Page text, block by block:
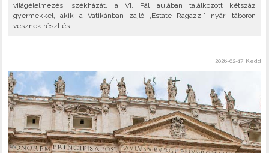
világélelmezési székházát, a VI. Pál aulában találkozott kétszáz
gyermekkel, akik a Vatikánban zajló „Estate Ragazzi” nyári táboron
vesznek részt és..
2026-02-17, Kedd